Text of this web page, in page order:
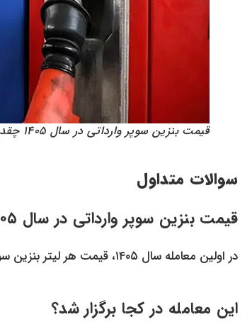
قیمت بنزین سوپر وارداتی در سال ۱۴۰۵ چقدر شد؟
سوالات متداول
قیمت بنزین سوپر وارداتی در سال ۱۴۰۵ چقدر شد؟
در اولین معامله سال ۱۴۰۵، قیمت هر لیتر بنزین سوپر (بنزین ویژه) در بورس انرژی مبلغ ۷۲۸۰۰ تومان کشف قیمت شد.
این معامله در کجا برگزار شد؟